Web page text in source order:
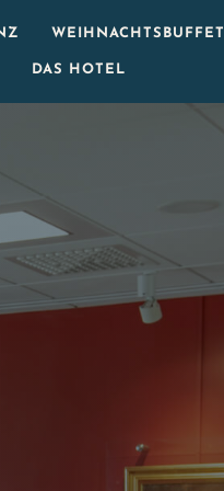
WEIHNACHTSBUFFET
DAS HOTEL